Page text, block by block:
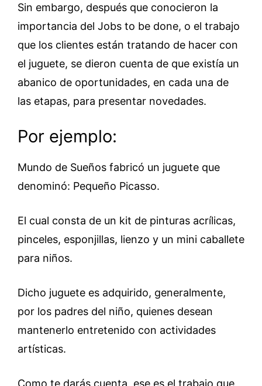
Sin embargo, después que conocieron la
importancia del Jobs to be done, o el trabajo
que los clientes están tratando de hacer con
el juguete, se dieron cuenta de que existía un
abanico de oportunidades, en cada una de
las etapas, para presentar novedades.
Por ejemplo:
Mundo de Sueños fabricó un juguete que
denominó: Pequeño Picasso.
El cual consta de un kit de pinturas acrílicas,
pinceles, esponjillas, lienzo y un mini caballete
para niños.
Dicho juguete es adquirido, generalmente,
por los padres del niño, quienes desean
mantenerlo entretenido con actividades
artísticas.
Como te darás cuenta, ese es el trabajo que